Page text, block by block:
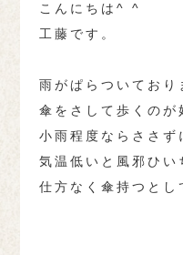
こんにちは^ ^
工藤です。
雨がぱらついており
傘をさして歩くのが
小雨程度ならささず
気温低いと風邪ひ
仕方なく傘持つとし